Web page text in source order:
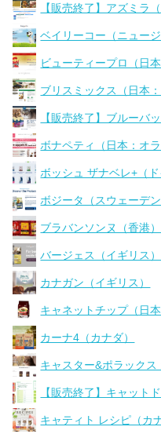
【販売終了】アズミラ
ベイリーコー（ニュージ
ビューティープロ（日本
ブリスミックス（日本：
【販売終了】ブルーバ
ボナペティ（日本：オラ
ボッシュ ザナベレ+（ド
ボジータ（スウェーデン
ブラバンソンヌ（香港）
バージェス（イギリス）
カナガン（イギリス）
キャネットチップ（日本
カーナ4（カナダ）
キャスター&ポラックス
【販売終了】キャット
キャティト レシピ（カ